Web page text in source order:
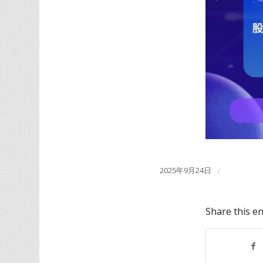
2025年9月24日 /
Share this